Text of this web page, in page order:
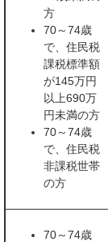
方
70～74歳
で、住民税
課税標準額
が145万円
以上690万
円未満の方
70～74歳
で、住民税
非課税世帯
の方
70～74歳